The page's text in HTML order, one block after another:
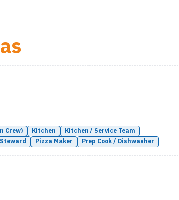
Crew) Kitchen
Kitchen / Service Team
Steward Pizza Maker Prep Cook / Dishwasher